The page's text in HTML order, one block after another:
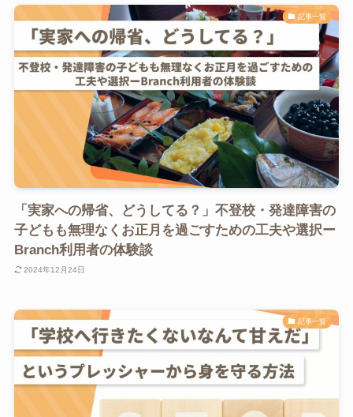
記事一覧
「実家への帰省、どうしてる？」不登校・発達障害の
子どもも無理なくお正月を過ごすための工夫や選択ー
Branch利用者の体験談
2024年12月24日
記事一覧